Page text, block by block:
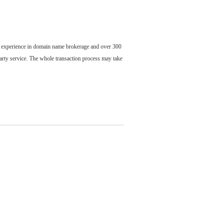
in domain name brokerage and over 300
service. The whole transaction process may take